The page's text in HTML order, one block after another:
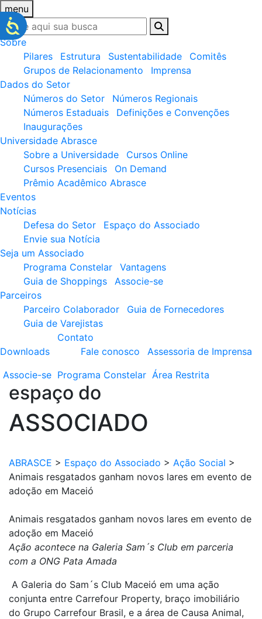
menu
Sobre
Pilares
Estrutura Sustentabilidade
Comitês
Grupos de Relacionamento
Imprensa
Dados do Setor
Números do Setor
Números Regionais
Números Estaduais
Definições e Convenções
Inaugurações
Universidade Abrasce
Sobre a Universidade
Cursos Online
Cursos Presenciais
On Demand
Prêmio Acadêmico Abrasce
Eventos
Notícias
Defesa do Setor
Espaço do Associado
Envie sua Notícia
Seja um Associado
Programa Constelar
Vantagens
Guia de Shoppings
Associe-se
Parceiros
Parceiro Colaborador
Guia de Fornecedores
Guia de Varejistas
Downloads
Contato
Fale conosco
Assessoria de Imprensa
Associe-se Programa Constelar Área Restrita
espaço do
ASSOCIADO
ABRASCE > Espaço do Associado > Ação Social >
Animais resgatados ganham novos lares em evento de
adoção em Maceió
Animais resgatados ganham novos lares em evento de
adoção em Maceió
Ação acontece na Galeria Sam´s Club em parceria
com a ONG Pata Amada
A Galeria do Sam´s Club Maceió em uma ação
conjunta entre Carrefour Property, braço imobiliário
do Grupo Carrefour Brasil, e a área de Causa Animal,